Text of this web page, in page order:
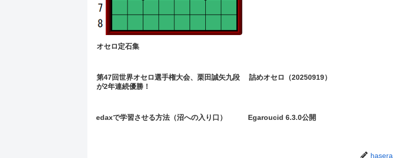
オセロ定石集
第47回世界オセロ選手権大会、栗田誠矢九段
が2年連続優勝！
詰めオセロ（20250919）
edaxで学習させる方法（沼への入り口） Egaroucid 6.3.0公開
hasera